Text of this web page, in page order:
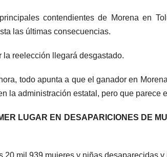
contendientes de Morena en
las últimas consecuencias.
la reelección llegará desgastado.
todo apunta a que el ganador en
la administración estatal, pero que parece
LUGAR EN DESAPARICIONES DE
20 mil 939 mujeres y niñas desaparecidas